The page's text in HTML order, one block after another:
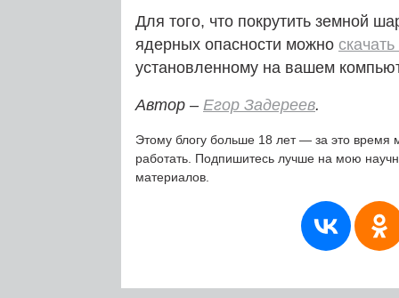
Для того, что покрутить земной
ядерных опасности можно
установленному на вашем
Автор – Егор Задереев.
Этому блогу больше 18 лет — за это время
работать. Подпишитесь лучше на мою
материалов.